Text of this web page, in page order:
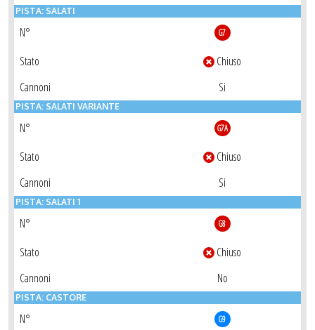
PISTA: SALATI
N° G7
Stato
Chiuso
Cannoni
Si
PISTA: SALATI VARIANTE
N° G7A
Stato
Chiuso
Cannoni
Si
PISTA: SALATI 1
N° G8
Stato
Chiuso
Cannoni
No
PISTA: CASTORE
N° G9